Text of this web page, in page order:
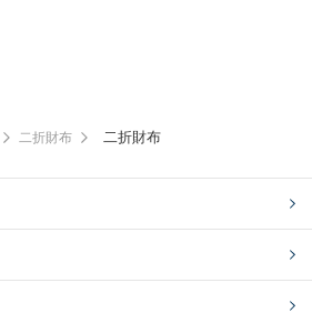
二折財布 二折財布